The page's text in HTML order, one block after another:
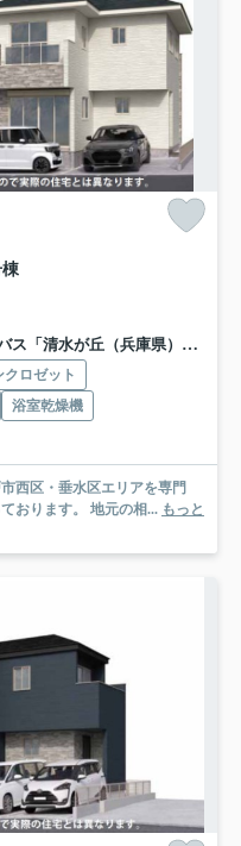
棟
水が丘（兵庫県）」 停歩2分
クロゼット
浴室乾燥機
西区・垂水区エリアを専門
おります。 地元の相... もっと